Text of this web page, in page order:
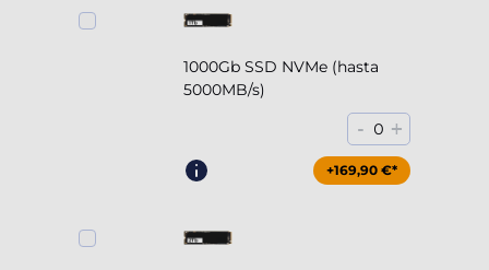
1000Gb SSD NVMe (hasta
5000MB/s)
- 0 +
+169,90 €*